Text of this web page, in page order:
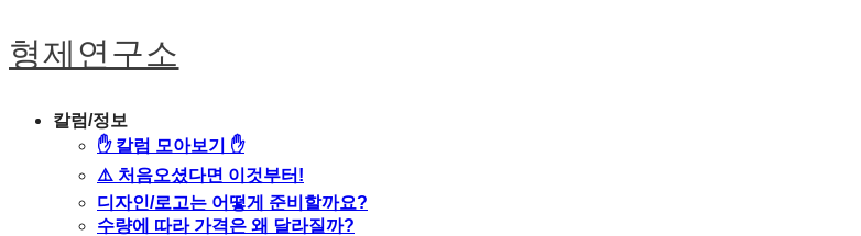
형제연구소
칼럼/정보
✋ 칼럼 모아보기 ✋
⚠️ 처음오셨다면 이것부터!
디자인/로고는 어떻게 준비할까요?
수량에 따라 가격은 왜 달라질까?